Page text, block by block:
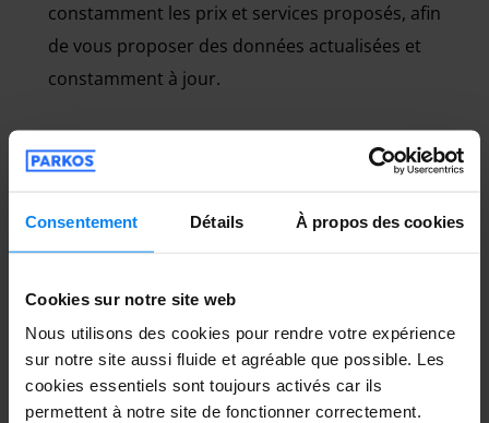
Consentement Détails À propos des cookies
Cookies sur notre site web
Nous utilisons des cookies pour rendre votre expérience
sur notre site aussi fluide et agréable que possible. Les
cookies essentiels sont toujours activés car ils
permettent à notre site de fonctionner correctement.
constamment les prix et services proposés, afin
de vous proposer des données actualisées et
constamment à jour.
Choisissez le type de parking que vous
souhaitez :vous souhaitez garer une voiture
ou une moto ? Vous recherchez plutôt un
parking en plein air ou un parking couvert ? Le
service Parkos vous permet de filtrer un grand
nombre de paramètres. Notamment, parking